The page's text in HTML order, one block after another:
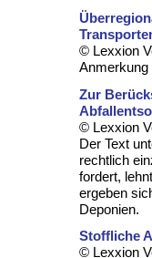
© Lexxion
Anmerkung
Zur
© Lexxion
Der Text
rechtlich
fordert,
ergeben
Deponien.
Stoffliche
© Lexxion